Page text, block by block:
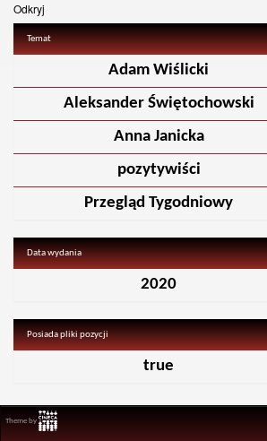
Odkryj
Temat
Adam Wiślicki
Aleksander Świętochowski
Anna Janicka
pozytywiści
Przegląd Tygodniowy
Data wydania
2020
Posiada pliki pozycji
true
Theme by